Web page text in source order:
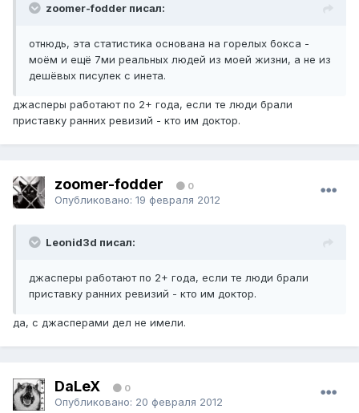
zoomer-fodder писал:
отнюдь, эта статистика основана на горелых бокса -
моём и ещё 7ми реальных людей из моей жизни, а не из
дешёвых писулек с инета.
джасперы работают по 2+ года, если те люди брали
приставку ранних ревизий - кто им доктор.
zoomer-fodder 0
Опубликовано: 19 февраля 2012
Leonid3d писал:
джасперы работают по 2+ года, если те люди брали
приставку ранних ревизий - кто им доктор.
да, с джасперами дел не имели.
DaLeX 0
Опубликовано: 20 февраля 2012